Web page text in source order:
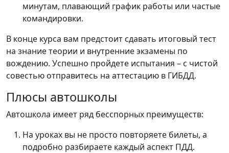
минутам, плавающий график работы или частые
командировки.
В конце курса вам предстоит сдавать итоговый тест
на знание теории и внутренние экзамены по
вождению. Успешно пройдете испытания – с чистой
совестью отправитесь на аттестацию в ГИБДД.
Плюсы автошколы
Автошкола имеет ряд бесспорных преимуществ:
На уроках вы не просто повторяете билеты, а
подробно разбираете каждый аспект ПДД.